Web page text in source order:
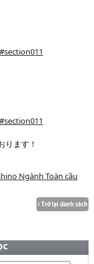
ります！
Ngành Toàn cầu